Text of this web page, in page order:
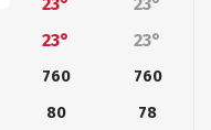
23°
23°
760 760
80
78